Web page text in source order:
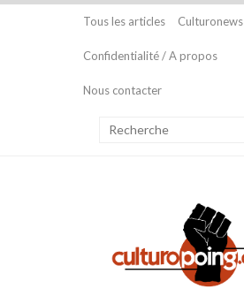
Tous les articles Culturonews
Confidentialité / A propos
Nous contacter